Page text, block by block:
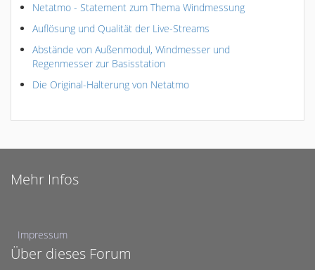
Netatmo - Statement zum Thema Windmessung
Auflösung und Qualität der Live-Streams
Abstände von Außenmodul, Windmesser und
Regenmesser zur Basisstation
Die Original-Halterung von Netatmo
Mehr Infos
Impressum
Über dieses Forum